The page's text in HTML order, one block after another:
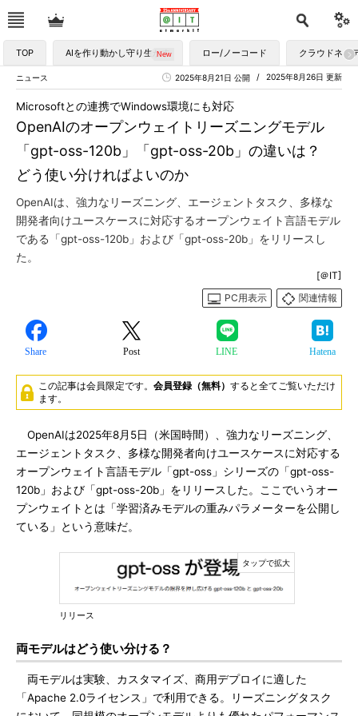
TOP AIを作り動かし守り生かす ロー/ノーコード クラウドネイ
ニュース 2025年8月26日 更新
2025年8月21日 公開
OpenAIのオープンウェイトリーズニングモデル
「gpt-oss-120b」「gpt-oss-20b」の違いは？
どう使い分ければよいのか
Microsoftとの連携でWindows環境にも対応
OpenAIは、強力なリーズニング、エージェントタスク、多様な
開発者向けユースケースに対応するオープンウェイト言語モデル
である「gpt-oss-120b」および「gpt-oss-20b」をリリースし
た。
[＠IT]
PC用表示
関連情報
Share Post LINE Hatena
この記事は会員限定です。 会員登録（無料） すると全てご覧いただけ
ます。
OpenAIは2025年8月5日（米国時間）、強力なリーズニング、
エージェントタスク、多様な開発者向けユースケースに対応する
オープンウェイト言語モデル「gpt-oss」シリーズの「gpt-oss-
120b」および「gpt-oss-20b」をリリースした。ここでいうオー
プンウェイトとは「学習済みモデルの重みパラメーターを公開し
ている」という意味だ。
リリース
両モデルはどう使い分ける？
両モデルは実験、カスタマイズ、商用デプロイに適した
「Apache 2.0ライセンス」で利用できる。リーズニングタスク